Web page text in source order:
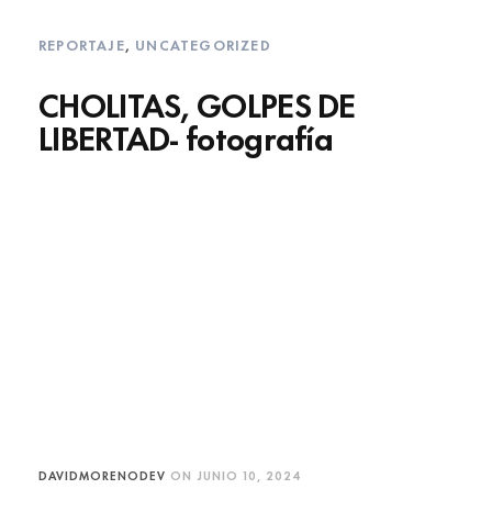
REPORTAJE, UNCATEGORIZED
CHOLITAS, GOLPES DE
LIBERTAD- fotografía
DAVIDMORENODEV ON JUNIO 10, 2024